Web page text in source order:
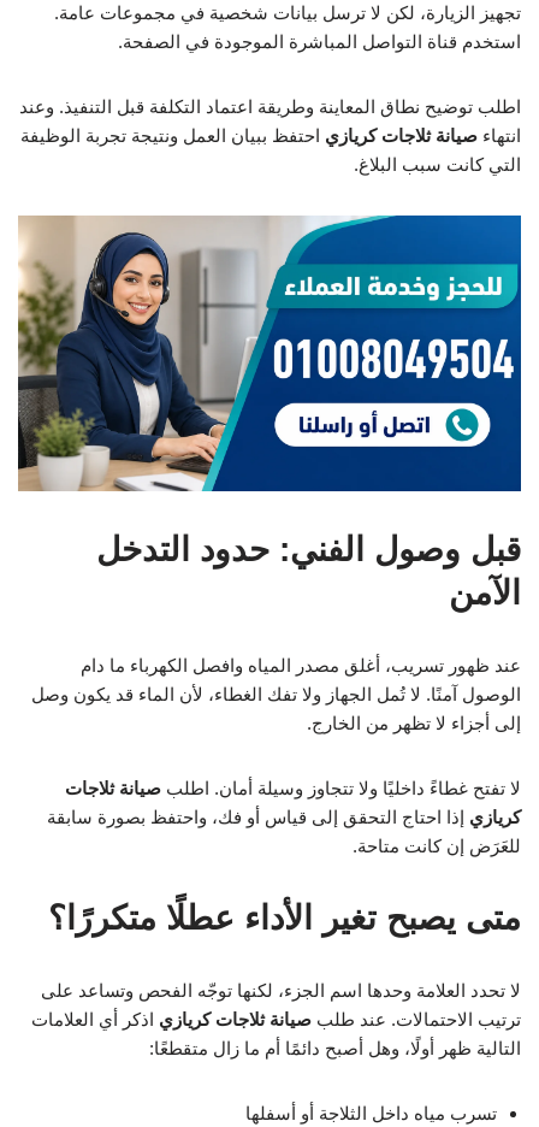
تجهيز الزيارة، لكن لا ترسل بيانات شخصية في مجموعات عامة.
استخدم قناة التواصل المباشرة الموجودة في الصفحة.
اطلب توضيح نطاق المعاينة وطريقة اعتماد التكلفة قبل التنفيذ. وعند
انتهاء صيانة ثلاجات كريازي احتفظ ببيان العمل ونتيجة تجربة الوظيفة
التي كانت سبب البلاغ.
قبل وصول الفني: حدود التدخل
الآمن
عند ظهور تسريب، أغلق مصدر المياه وافصل الكهرباء ما دام
الوصول آمنًا. لا تُمل الجهاز ولا تفك الغطاء، لأن الماء قد يكون وصل
إلى أجزاء لا تظهر من الخارج.
لا تفتح غطاءً داخليًا ولا تتجاوز وسيلة أمان. اطلب صيانة ثلاجات
كريازي إذا احتاج التحقق إلى قياس أو فك، واحتفظ بصورة سابقة
للعَرَض إن كانت متاحة.
متى يصبح تغير الأداء عطلًا متكررًا؟
لا تحدد العلامة وحدها اسم الجزء، لكنها توجّه الفحص وتساعد على
ترتيب الاحتمالات. عند طلب صيانة ثلاجات كريازي اذكر أي العلامات
التالية ظهر أولًا، وهل أصبح دائمًا أم ما زال متقطعًا:
تسرب مياه داخل الثلاجة أو أسفلها